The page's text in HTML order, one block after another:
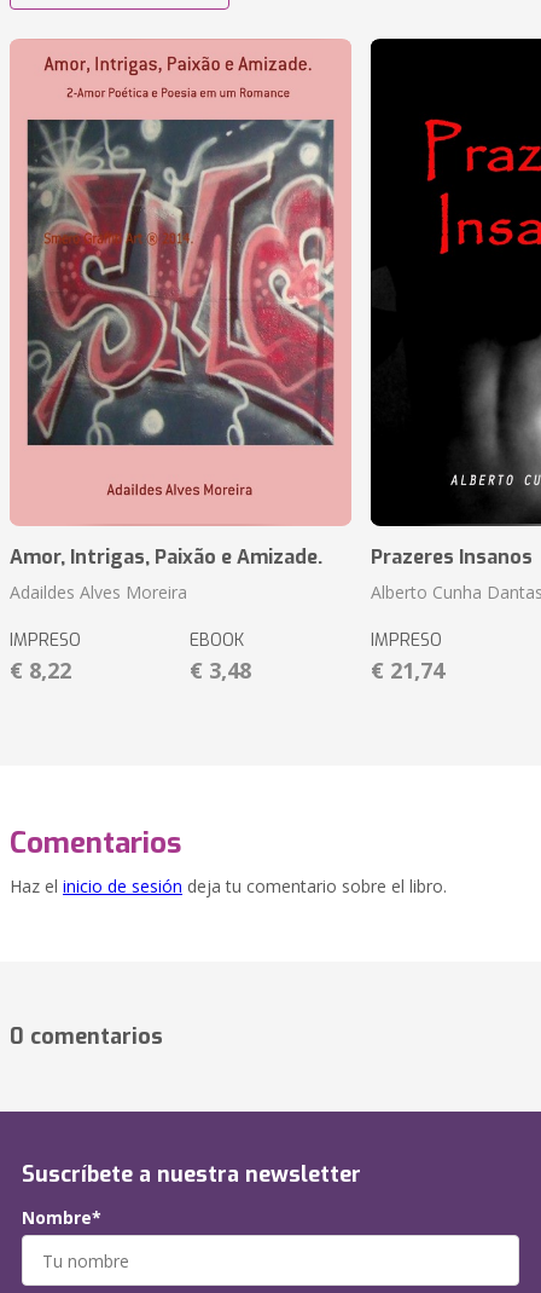
Amor, Intrigas, Paixão e Amizade.
Adaildes Alves Moreira
IMPRESO
€ 8,22
EBOOK
€ 3,48
Prazeres Insanos
Alberto Cunha
IMPRESO
€ 21,74
Comentarios
Haz el inicio de sesión deja tu comentario sobre el libro.
0 comentarios
Suscríbete a nuestra newsletter
Nombre*